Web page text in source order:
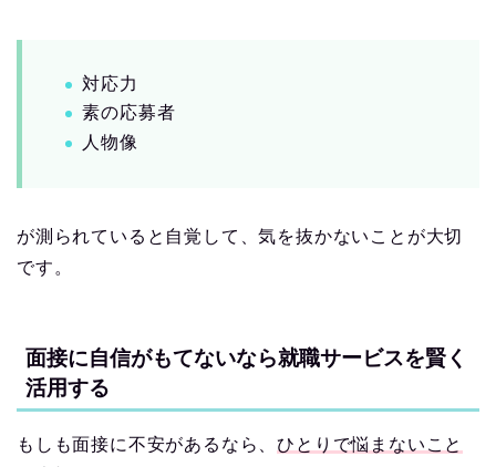
対応力
素の応募者
人物像
が測られていると自覚して、気を抜かないことが大切
です。
面接に自信がもてないなら就職サービスを賢く
活用する
もしも面接に不安があるなら、ひとりで悩まないこと